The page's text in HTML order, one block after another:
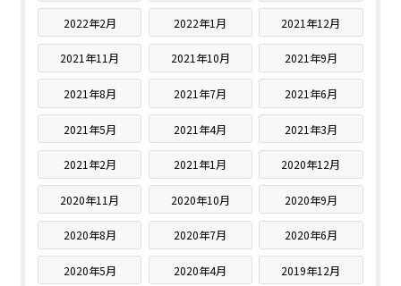
2022年2月 2022年1月 2021年12月
2021年11月 2021年10月 2021年9月
2021年8月 2021年7月 2021年6月
2021年5月 2021年4月 2021年3月
2021年2月 2021年1月 2020年12月
2020年11月 2020年10月 2020年9月
2020年8月 2020年7月 2020年6月
2020年5月 2020年4月 2019年12月